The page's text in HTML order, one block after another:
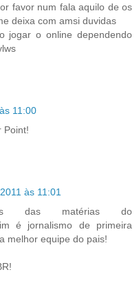
favor num fala aquilo de os
deixa com amsi duvidas
jogar o online dependendo
11:00
Point!
às 11:01
das matérias do
é jornalismo de primeira
melhor equipe do pais!